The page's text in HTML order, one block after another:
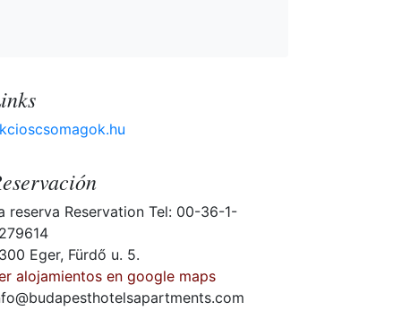
reserva Reservation Tel: 00-36-1-
Eger, Fürdő u. 5.
alojamientos en google maps